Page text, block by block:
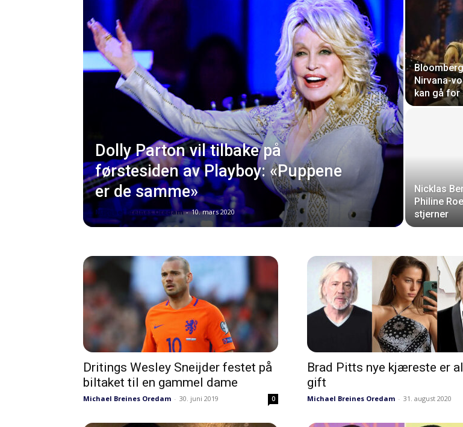
Dolly Parton vil tilbake på
førstesiden av Playboy: «Puppene
er de samme»
Michael Breines Oredam - 10. mars 2020
Nirvana-
kan gå for
Nicklas
Philine
stjerner
Dritings Wesley Sneijder festet på
biltaket til en gammel dame
Michael Breines Oredam - 30. juni 2019 0
Brad Pitts nye kjæreste er
gift
Michael Breines Oredam - 31. august 2020